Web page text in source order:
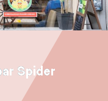
Spider